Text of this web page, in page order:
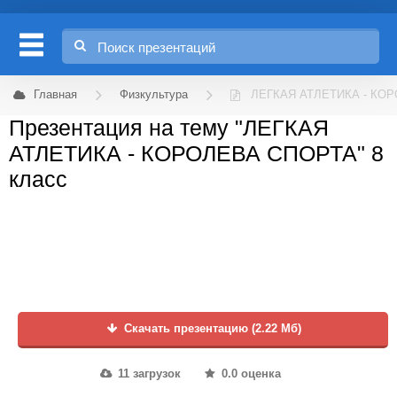
Главная Физкультура ЛЕГКАЯ АТЛЕТИКА -
Презентация на тему "ЛЕГКАЯ
АТЛЕТИКА - КОРОЛЕВА СПОРТА" 8
класс
Скачать презентацию (2.22 Мб)
11 загрузок 0.0 оценка